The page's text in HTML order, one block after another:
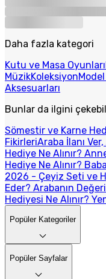
Daha fazla kategori
Kutu ve Masa Oyunları
MüzikKoleksiyon
Aksesuarları
Bunlar da ilgini
Sömestir ve Karne
FikirleriAraba İlanı
Hediye Ne Alınır?
Hediye Ne Alınır?
2026 - Çeyiz Seti ve
Eder? Arabanın
Hediyesi Ne Alınır?
Popüler Kategoriler
Popüler Sayfalar